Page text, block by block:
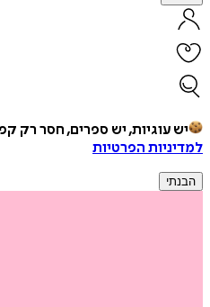
יש עוגיות, יש ספרים, חסר רק
למדיניות הפרטיות
הבנתי